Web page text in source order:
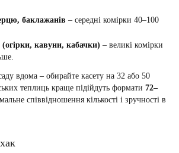
баклажанів – середні комірки 40–100
кавуни, кабачки) – великі комірки
вдома – обирайте касету на 32 або 50
теплиць краще підійдуть формати 72–
співвідношення кількості і зручності в